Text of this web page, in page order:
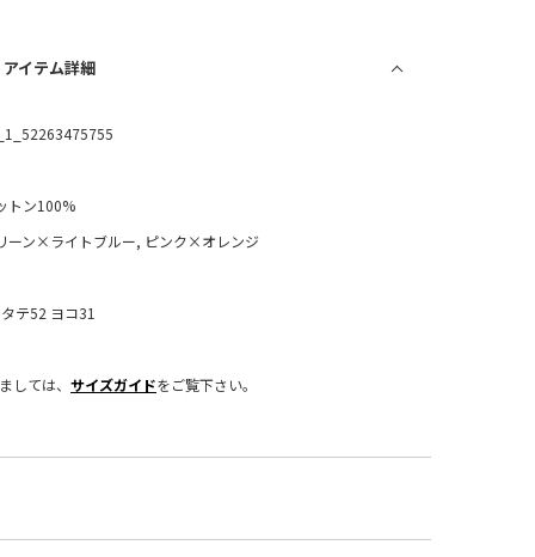
イテム詳細
トン100%
ーン×ライトブルー, ピンク×オレンジ
テ52 ヨコ31
しては、サイズガイドをご覧下さい。